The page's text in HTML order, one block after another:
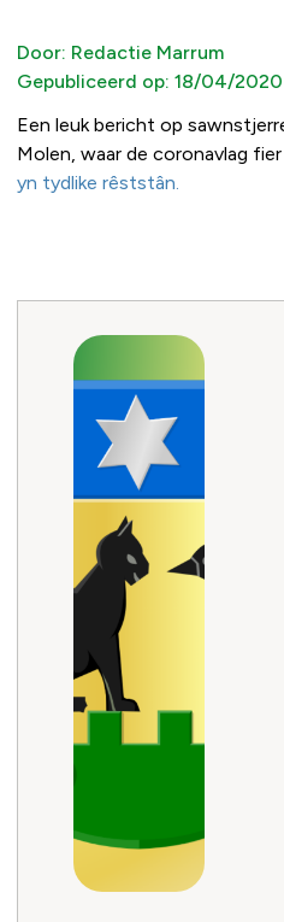
Door: Redactie Marrum
Gepubliceerd op: 18/04/2020
Een leuk bericht op
Molen, waar de coronavlag
yn tydlike rêststân.